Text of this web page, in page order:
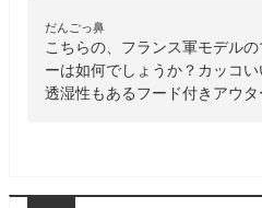
だんごっ鼻
こちらの、フランス軍モデル
ーは如何でしょうか？カッコい
透湿性もあるフード付きアウタ